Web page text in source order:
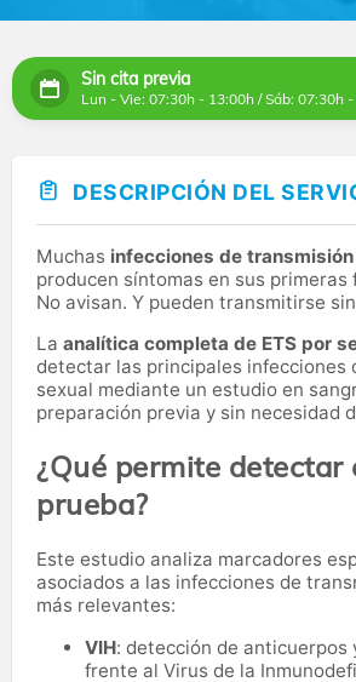
Sin cita previa
Lun - Vie: 07:30h - 13:00h / Sáb: 07:30h
DESCRIPCIÓN DEL
Muchas infecciones de
producen síntomas en sus primeras
No avisan. Y pueden transmitirse
La analítica completa de ETS por
detectar las principales infecciones
sexual mediante un estudio en
preparación previa y sin necesidad
¿Qué permite detectar
prueba?
Este estudio analiza marcadores
asociados a las infecciones de
más relevantes:
VIH: detección de anticuerpos
frente al Virus de la